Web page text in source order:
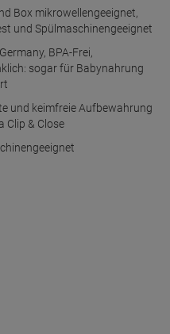
Box mikrowellengeeignet,
und Spülmaschinengeeignet
BPA-Frei,
sogar für Babynahrung
und keimfreie Aufbewahrung
Clip & Close